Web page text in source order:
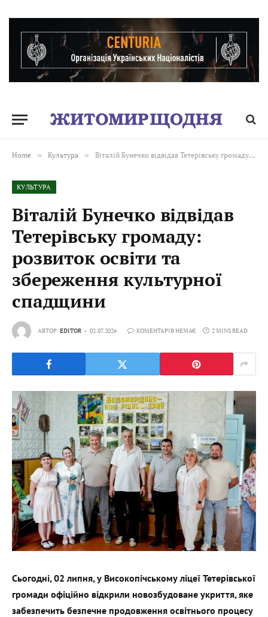
Home » Культура » Віталій Бунечко відвідав Тетерівську громаду: розвиток освіти та збереження культурної спадщини
КУЛЬТУРА
Віталій Бунечко відвідав
Тетерівську громаду:
розвиток освіти та
збереження культурної
спадщини
АВТОР:EDITOR 02.07.2026 КОМЕНТАРІВ НЕМАЄ 2 MINS READ
Сьогодні, 02 липня, у Високопічському ліцеї Тетерівської
громади офіційно відкрили новозбудоване укриття, яке
забезпечить безпечне продовження освітнього процесу